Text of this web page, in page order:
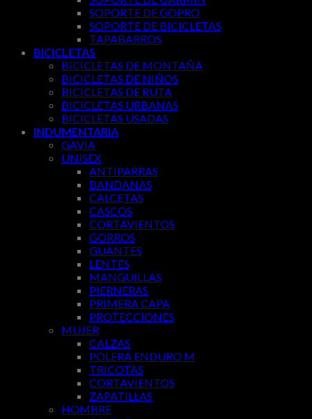
SOPORTE DE GOPRO
SOPORTE DE BICICLETAS
TAPABARROS
BICICLETAS
BICICLETAS DE MONTAÑA
BICICLETAS DE NIÑOS
BICICLETAS DE RUTA
BICICLETAS URBANAS
BICICLETAS USADAS
INDUMENTARIA
GAVIA
UNISEX
ANTIPARRAS
BANDANAS
CALCETAS
CASCOS
CORTAVIENTOS
GORROS
GUANTES
LENTES
MANGUILLAS
PIERNERAS
PRIMERA CAPA
PROTECCIONES
MUJER
CALZAS
POLERA ENDURO M
TRICOTAS
CORTAVIENTOS
ZAPATILLAS
HOMBRE